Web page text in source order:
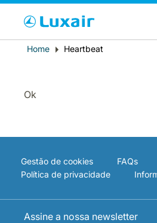
LuxairTours
País de residência
Breadcrumb
Home Heartbeat
Ok
Gestão de cookies FAQs
Política de privacidade
Assine a nossa newsletter